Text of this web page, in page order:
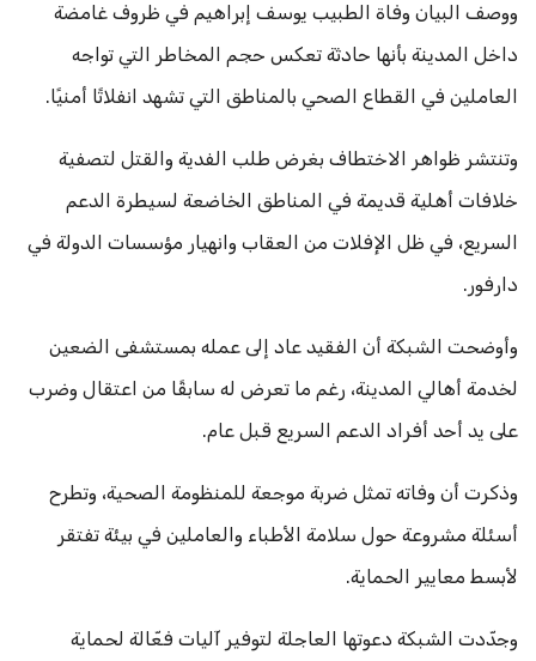
ووصف البيان وفاة الطبيب يوسف إبراهيم في ظروف غامضة
داخل المدينة بأنها حادثة تعكس حجم المخاطر التي تواجه
العاملين في القطاع الصحي بالمناطق التي تشهد انفلاتًا أمنيًا.
وتنتشر ظواهر الاختطاف بغرض طلب الفدية والقتل لتصفية
خلافات أهلية قديمة في المناطق الخاضعة لسيطرة الدعم
السريع، في ظل الإفلات من العقاب وانهيار مؤسسات الدولة في
دارفور.
وأوضحت الشبكة أن الفقيد عاد إلى عمله بمستشفى الضعين
لخدمة أهالي المدينة، رغم ما تعرض له سابقًا من اعتقال وضرب
على يد أحد أفراد الدعم السريع قبل عام.
وذكرت أن وفاته تمثل ضربة موجعة للمنظومة الصحية، وتطرح
أسئلة مشروعة حول سلامة الأطباء والعاملين في بيئة تفتقر
لأبسط معايير الحماية.
وجدّدت الشبكة دعوتها العاجلة لتوفير آليات فعّالة لحماية